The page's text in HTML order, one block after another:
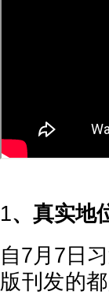
1、真实地
自7月7日
版刊发的